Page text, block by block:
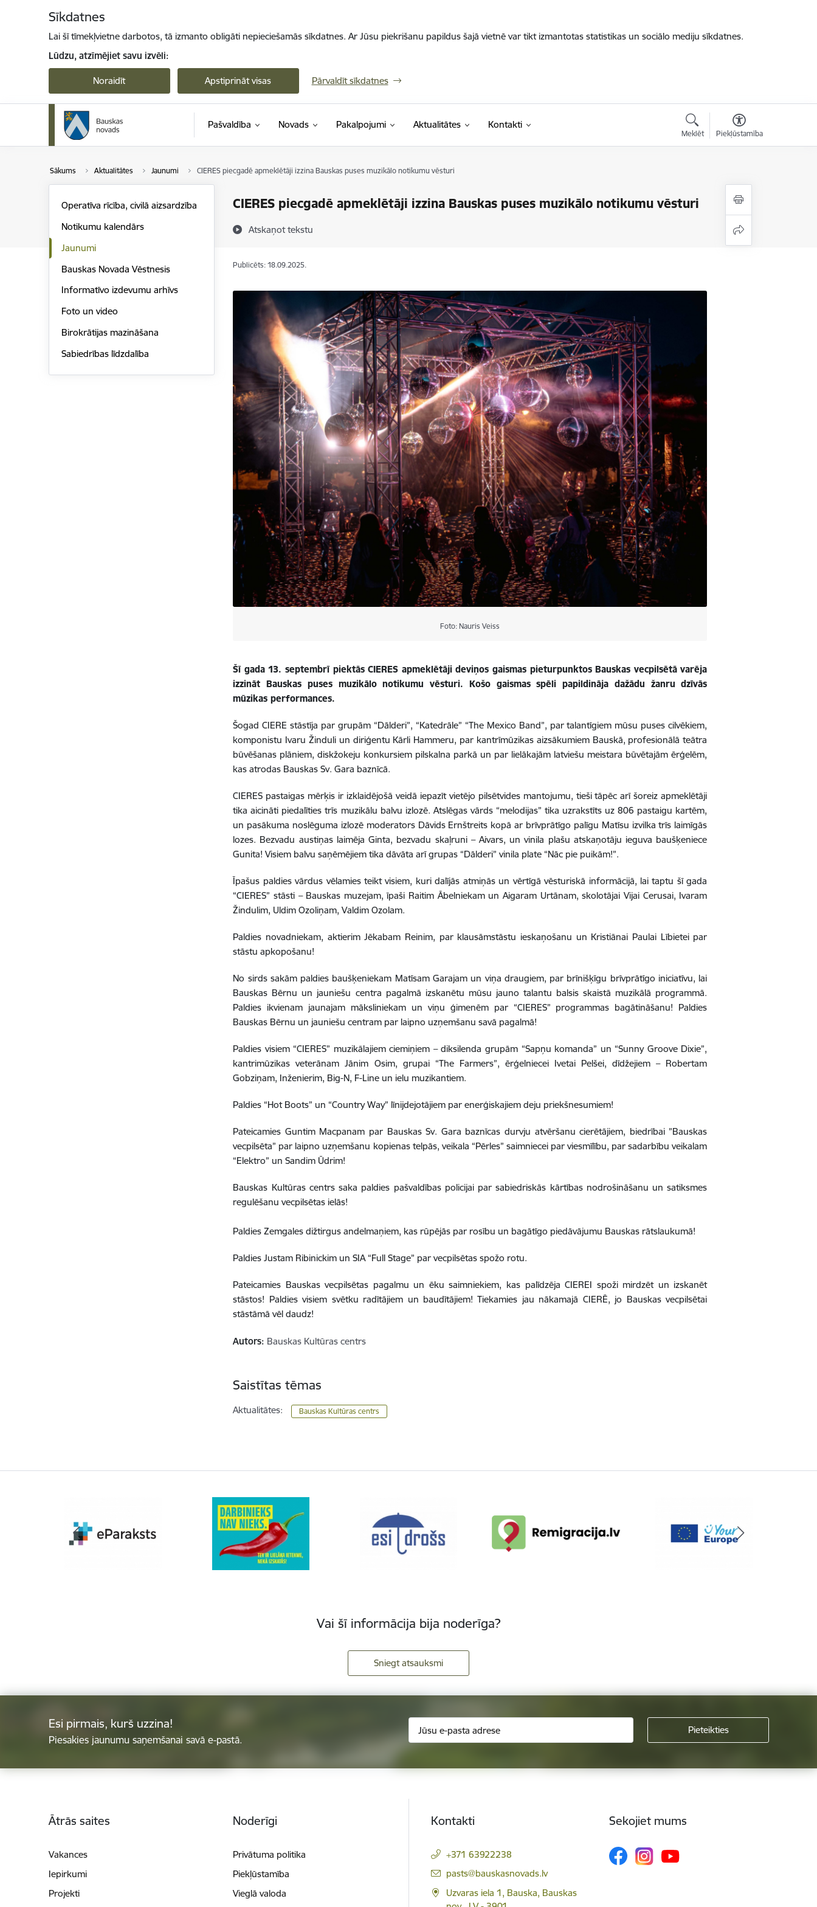
Sīkdatnes
Lai šī tīmekļvietne darbotos, tā izmanto obligāti nepieciešamās sīkdatnes. Ar Jūsu piekrišanu papildus šajā vietnē var tikt izmantotas statistikas un sociālo mediju sīkdatnes.
Lūdzu, atzīmējiet savu izvēli:
Noraidīt Apstiprināt visas Pārvaldīt sīkdatnes
Pašvaldība Novads Pakalpojumi Aktualitātes Kontakti
Meklēt Piekļūstamība
Sākums Aktualitātes Jaunumi CIERES piecgadē apmeklētāji izzina Bauskas puses muzikālo notikumu vēsturi
CIERES piecgadē apmeklētāji izzina Bauskas puses muzikālo notikumu vēsturi
Atskaņot tekstu
Operatīva rīcība, civilā aizsardzība
Notikumu kalendārs
Jaunumi
Bauskas Novada Vēstnesis
Informatīvo izdevumu arhīvs
Foto un video
Birokrātijas mazināšana
Sabiedrības līdzdalība
Publicēts: 18.09.2025.
Foto: Nauris Veiss
Šī gada 13. septembrī piektās CIERES apmeklētāji deviņos gaismas pieturpunktos Bauskas vecpilsētā varēja
izzināt Bauskas puses muzikālo notikumu vēsturi. Košo gaismas spēli papildināja dažādu žanru dzīvās
mūzikas performances.
Šogad CIERE stāstīja par grupām “Dālderi”, “Katedrāle” “The Mexico Band”, par talantīgiem mūsu puses cilvēkiem,
komponistu Ivaru Žinduli un diriģentu Kārli Hammeru, par kantrīmūzikas aizsākumiem Bauskā, profesionālā teātra
būvēšanas plāniem, diskžokeju konkursiem pilskalna parkā un par lielākajām latviešu meistara būvētajām ērģelēm,
kas atrodas Bauskas Sv. Gara baznīcā.
CIERES pastaigas mērķis ir izklaidējošā veidā iepazīt vietējo pilsētvides mantojumu, tieši tāpēc arī šoreiz apmeklētāji
tika aicināti piedalīties trīs muzikālu balvu izlozē. Atslēgas vārds “melodijas” tika uzrakstīts uz 806 pastaigu kartēm,
un pasākuma noslēguma izlozē moderators Dāvids Ernštreits kopā ar brīvprātīgo palīgu Matīsu izvilka trīs laimīgās
lozes. Bezvadu austiņas laimēja Ginta, bezvadu skaļruni – Aivars, un vinila plašu atskaņotāju ieguva baušķeniece
Gunita! Visiem balvu saņēmējiem tika dāvāta arī grupas “Dālderi” vinila plate “Nāc pie puikām!”.
Īpašus paldies vārdus vēlamies teikt visiem, kuri dalījās atmiņās un vērtīgā vēsturiskā informācijā, lai taptu šī gada
“CIERES” stāsti – Bauskas muzejam, īpaši Raitim Ābelniekam un Aigaram Urtānam, skolotājai Vijai Cerusai, Ivaram
Žindulim, Uldim Ozoliņam, Valdim Ozolam.
Paldies novadniekam, aktierim Jēkabam Reinim, par klausāmstāstu ieskaņošanu un Kristiānai Paulai Lībietei par
stāstu apkopošanu!
No sirds sakām paldies baušķeniekam Matīsam Garajam un viņa draugiem, par brīnišķīgu brīvprātīgo iniciatīvu, lai
Bauskas Bērnu un jauniešu centra pagalmā izskanētu mūsu jauno talantu balsis skaistā muzikālā programmā.
Paldies ikvienam jaunajam māksliniekam un viņu ģimenēm par “CIERES” programmas bagātināšanu! Paldies
Bauskas Bērnu un jauniešu centram par laipno uzņemšanu savā pagalmā!
Paldies visiem “CIERES” muzikālajiem ciemiņiem – diksilenda grupām “Sapņu komanda” un “Sunny Groove Dixie”,
kantrimūzikas veterānam Jānim Osim, grupai “The Farmers”, ērģelniecei Ivetai Pelšei, dīdžejiem – Robertam
Gobziņam, Inženierim, Big-N, F-Line un ielu muzikantiem.
Paldies “Hot Boots” un “Country Way” līnijdejotājiem par enerģiskajiem deju priekšnesumiem!
Pateicamies Guntim Macpanam par Bauskas Sv. Gara baznīcas durvju atvēršanu cierētājiem, biedrībai ”Bauskas
vecpilsēta” par laipno uzņemšanu kopienas telpās, veikala “Pērles” saimniecei par viesmīlību, par sadarbību veikalam
“Elektro” un Sandim Ūdrim!
Bauskas Kultūras centrs saka paldies pašvaldības policijai par sabiedriskās kārtības nodrošināšanu un satiksmes
regulēšanu vecpilsētas ielās!
Paldies Zemgales dižtirgus andelmaņiem, kas rūpējās par rosību un bagātīgo piedāvājumu Bauskas rātslaukumā!
Paldies Justam Ribinickim un SIA “Full Stage” par vecpilsētas spožo rotu.
Pateicamies Bauskas vecpilsētas pagalmu un ēku saimniekiem, kas palīdzēja CIEREI spoži mirdzēt un izskanēt
stāstos! Paldies visiem svētku radītājiem un baudītājiem! Tiekamies jau nākamajā CIERĒ, jo Bauskas vecpilsētai
stāstāmā vēl daudz!
Autors: Bauskas Kultūras centrs
Saistītas tēmas
Aktualitātes: Bauskas Kultūras centrs
Vai šī informācija bija noderīga?
Sniegt atsauksmi
Esi pirmais, kurš uzzina!
Piesakies jaunumu saņemšanai savā e-pastā.
Ātrās saites
Vakances
Iepirkumi
Projekti
Noderīgi
Privātuma politika
Piekļūstamība
Vieglā valoda
Kontakti
+371 63922238
E-pasts:
pasts@bauskasnovads.lv
Uzvaras iela 1, Bauska, Bauskas
Sekojiet mums